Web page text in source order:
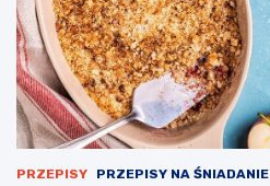
PRZEPISY PRZEPISY NA ŚNIADANIE